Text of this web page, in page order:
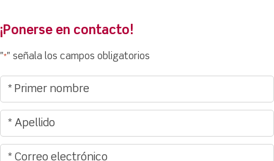
¡Ponerse en contacto!
"*" señala los campos obligatorios